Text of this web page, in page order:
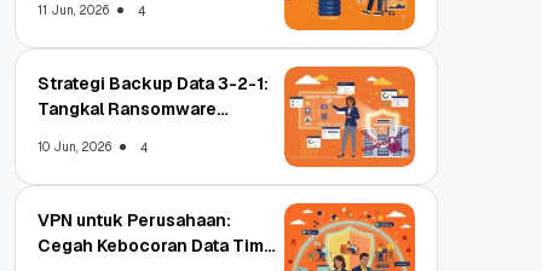
11 Jun, 2026 4
Strategi Backup Data 3-2-1:
Tangkal Ransomware
10 Jun, 2026 4
VPN untuk Perusahaan:
Cegah Kebocoran Data Tim